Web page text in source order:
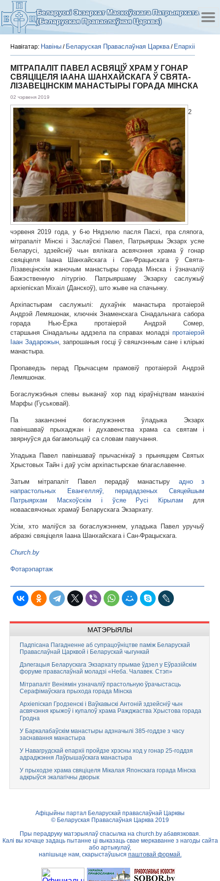
Беларускі Экзархат Маскоўскага Патрыярхата
(Беларуская Праваслаўная Царква)
Навігатар: Навіны / Беларуская Праваслаўная Царква/ Епархіі
МІТРАПАЛІТ ПАВЕЛ АСВЯЦІЎ ХРАМ У ГОНАР
СВЯЦІЦЕЛЯ ІААНА ШАНХАЙСКАГА Ў СВЯТА-
ЛІЗАВЕЦІНСКІМ МАНАСТЫРЫ ГОРАДА МІНСКА
02 чэрвеня 2019
2
чэрвеня 2019 года, у 6-ю Нядзелю пасля Пасхі, пра сляпога,
мітрапаліт Мінскі і Заслаўскі Павел, Патрыяршы Экзарх усяе
Беларусі, здзейсніў чын вялікага асвячэння храма ў гонар
свяціцеля Іаана Шанхайскага і Сан-Фрацыскага ў Свята-
Лізавецінскім жаночым манастыры горада Мінска і ўзначаліў
Бажэственную літургію. Патрыяршаму Экзарху саслужыў
архіепіскап Міхаіл (Данскоў), што жыве на спачынку.
Архіпастырам саслужылі: духаўнік манастыра протаіерэй
Андрэй Лемяшонак, ключнік Знаменскага Сінадальнага сабора
горада Нью-Ёрка протаіерэй Андрэй Сомер,
старшыня Сінадальны аддзела па справах моладзі протаіерэй
Іаан Задарожын, запрошаныя госці ў свяшчэнным сане і клірыкі
манастыра.
Пропаведзь перад Прычасцем прамовіў протаіерэй Андрэй
Лемяшонак.
Богаслужэбныя спевы выканаў хор пад кіраўніцтвам манахіні
Марфы (Гуськовай).
Па заканчэнні богаслужэння ўладыка Экзарх
павіншаваў прыхаджан і духавенства храма са святам і
звярнуўся да багамольцаў са словам павучання.
Уладыка Павел павіншаваў прычаснікаў з прыняццем Святых
Хрыстовых Тайн і даў усім архіпастырскае благаславенне.
Затым мітрапаліт Павел перадаў манастыру адно з
напрастольных Евангелляў, перададзеных Свяцейшым
Патрыярхам Маскоўскім і ўсяе Русі Кірылам для
новаасвячоных храмаў Беларускага Экзархату.
Усім, хто маліўся за богаслужэннем, уладыка Павел уручыў
абразкі свяціцеля Іаана Шанхайскага і Сан-Фрацыскага.
Church.by
Фотарэпартаж
МАТЭРЫЯЛЫ
Падпісана Пагадненне аб супрацоўніцтве паміж Беларускай
Праваслаўнай Царквой і Беларускай чыгункай
Дэлегацыя Беларускага Экзархату прымае ўдзел у Еўразійскім
форуме праваслаўнай моладзі «Неба. Чалавек. Стэп»
Мітрапаліт Веніямін узначаліў прастольную ўрачыстасць
Серафімаўскага прыхода горада Мінска
Архіепіскап Гродзенскі і Ваўкавыскі Антоній здзейсніў чын
асвячэння крыжоў і купалоў храма Ражджаства Хрыстова горада
Гродна
У Баркалабаўскім манастыры адзначылі 385-годдзе з часу
заснавання манастыра
У Навагрудскай епархіі пройдзе хрэсны ход у гонар 25-годдзя
адраджэння Лаўрышаўскага манастыра
У прыходзе храма свяціцеля Мікалая Японскага горада Мінска
адкрыўся экалагічны дворык
Афіцыйны партал Беларускай праваслаўнай Царквы
© Беларуская Праваслаўная Царква 2019
Пры перадруку матэрыялаў спасылка на church.by абавязковая.
Калі вы хочаце задаць пытанне ці выказаць свае меркаванне з нагоды сайта
або артыкулаў,
напішыце нам, скарыстаўшыся паштовай формай.